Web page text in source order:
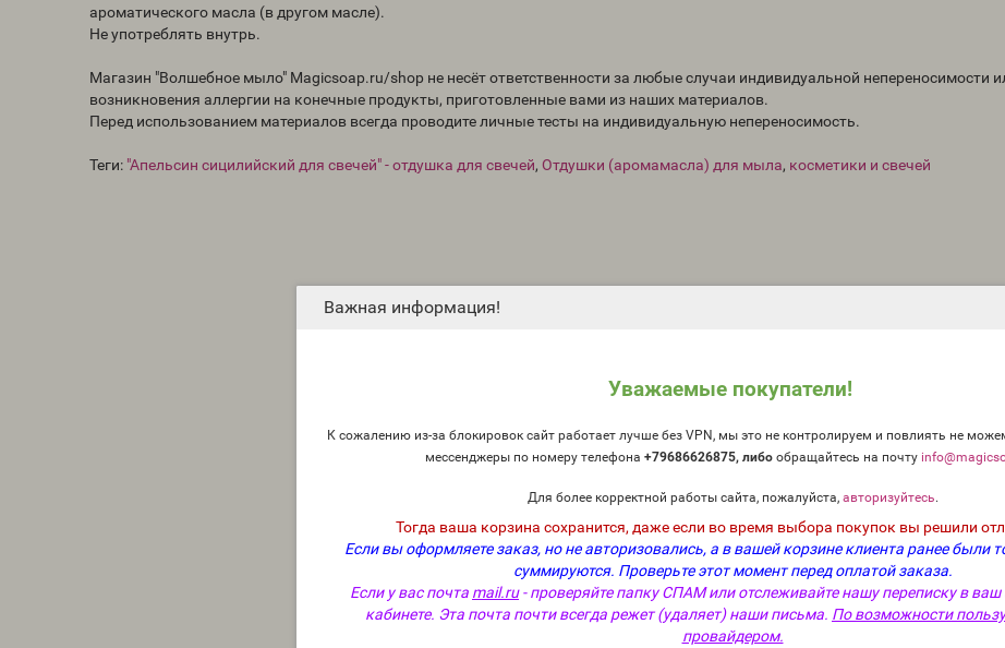
Важная информация!
Уважаемые покупатели!
К сожалению из-за блокировок сайт работает лучше без VPN, мы это не контролируем и повлиять не
мессенджеры по номеру телефона +79686626875, либо обращайтесь на почту
Для более корректной работы сайта, пожалуйста, авторизуйтесь.
Тогда ваша корзина сохранится, даже если во время выбора покупок вы решили
Если вы оформляете заказ, но не авторизовались, а в вашей корзине клиента ранее были
суммируются. Проверьте этот момент перед оплатой заказа.
Если у вас почта mail.ru- проверяйте папку СПАМ или отслеживайте нашу переписку в ваш
кабинете. Эта почта почти всегда режет (удаляет) наши письма. По возможности
провайдером.
ароматического масла (в другом масле).
Не употреблять внутрь.
Магазин "Волшебное мыло" Magicsoap.ru/shop не несёт ответственности за любые случаи индивидуальной непереносимости
возникновения аллергии на конечные продукты, приготовленные вами из наших материалов.
Перед использованием материалов всегда проводите личные тесты на индивидуальную непереносимость.
Теги: "Апельсин сицилийский для свечей" - отдушка для свечей,Отдушки (аромамасла) для мыла, косметики и свечей